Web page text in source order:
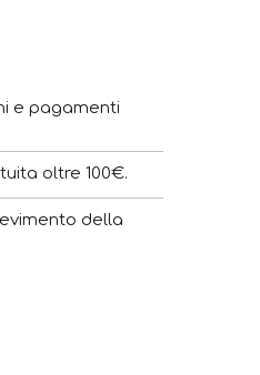
e pagamenti
oltre 100€.
della